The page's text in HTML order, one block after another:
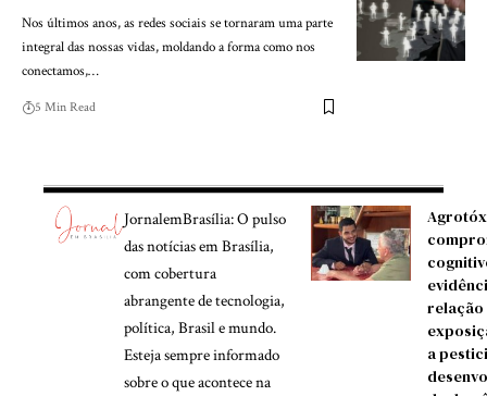
Nos últimos anos, as redes sociais se tornaram uma parte
integral das nossas vidas, moldando a forma como nos
conectamos,…
5 Min Read
JornalemBrasília: O pulso
das notícias em Brasília,
com cobertura
abrangente de tecnologia,
política, Brasil e mundo.
Esteja sempre informado
sobre o que acontece na
a